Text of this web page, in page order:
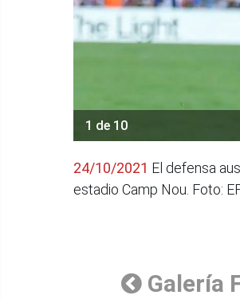
1 de 10
24/10/2021 El defensa
estadio Camp Nou. Foto:
Galería